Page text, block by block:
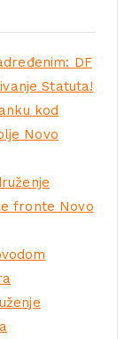
DF
Statuta!
kod
Novo
fronte Novo